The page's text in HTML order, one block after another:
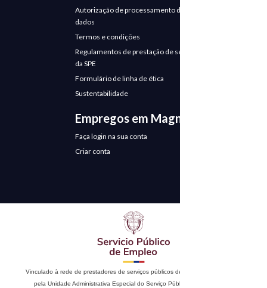
Autorização de processamento de
dados
Termos e condições
Regulamentos de prestação de serviços
da SPE
Formulário de linha de ética
Sustentabilidade
Empregos em Magneto
Faça login na sua conta
Criar conta
Vinculado à rede de prestadores de serviços públicos de emprego. Autorizado
pela Unidade Administrativa Especial do Serviço Público de Emprego de